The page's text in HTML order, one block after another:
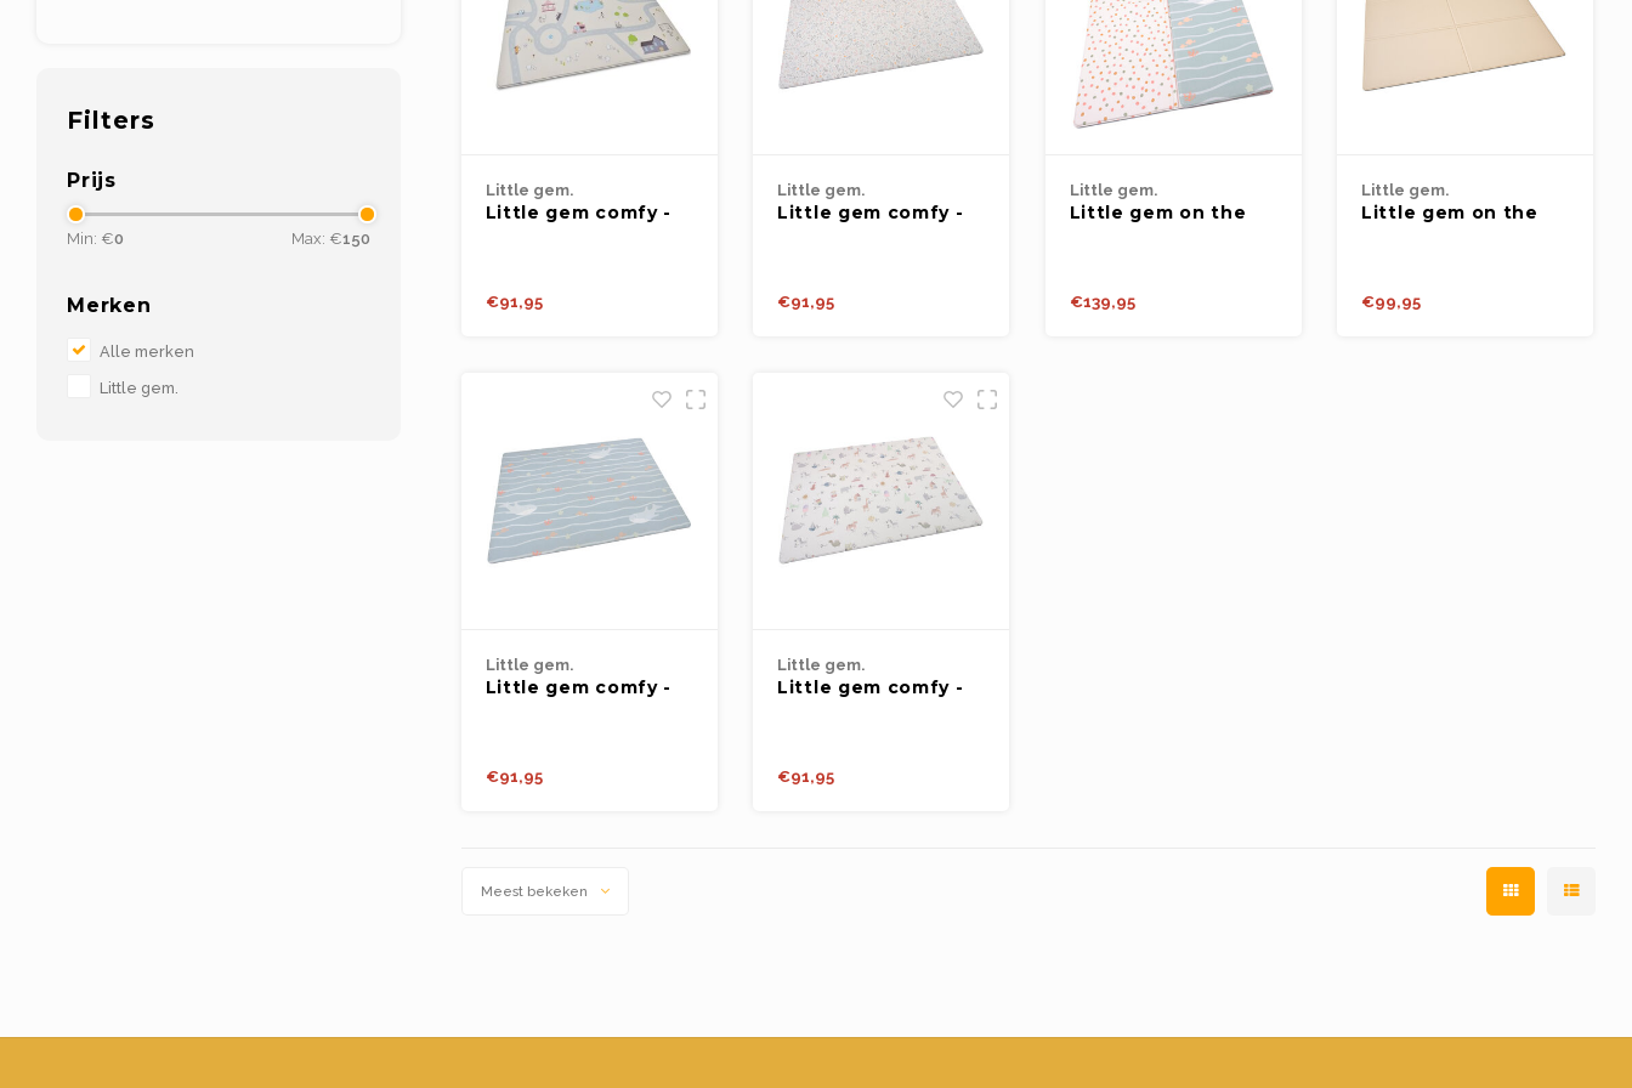
Filters
Prijs
Min: €0 Max: €150
Merken
Alle merken
Little gem.
Little gem.
Little gem comfy -
€91,95
Little gem.
Little gem comfy -
€91,95
Little gem.
Little gem on the
€139,95
Little gem.
Little gem on the
€99,95
Little gem.
Little gem comfy -
€91,95
Little gem.
Little gem comfy -
€91,95
Meest bekeken